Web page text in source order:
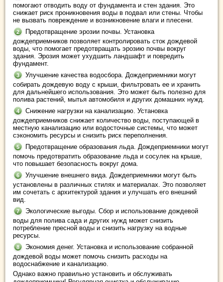
помогают отводить воду от фундамента и стен здания. Это
снижает риск проникновения воды в подвал или стены. Чтобы
не вызвать повреждение и возникновение влаги и плесени.
Предотвращение эрозии почвы. Установка
дождеприемников позволяет контролировать сток дождевой
воды, что помогает предотвращать эрозию почвы вокруг
здания. Эрозия может ухудшить ландшафт и повредить
фундамент.
Улучшение качества водосбора. Дождеприемники могут
собирать дождевую воду с крыши, фильтровать ее и хранить
для дальнейшего использования. Это может быть полезно для
полива растений, мытья автомобиля и других домашних нужд.
Снижение нагрузки на канализацию. Установка
дождеприемников снижает количество воды, поступающей в
местную канализацию или водосточные системы, что может
сэкономить ресурсы и снизить риск переполнения.
Предотвращение образования льда. Дождеприемники могут
помочь предотвратить образование льда и сосулек на крыше,
что повышает безопасность вокруг дома.
Улучшение внешнего вида. Дождеприемники могут быть
установлены в различных стилях и материалах. Это позволяет
им сочетать с архитектурой здания и улучшать его внешний
вид.
Экологические выгоды. Сбор и использование дождевой
воды для полива сада и других нужд может снизить
потребление пресной воды и снизить нагрузку на водные
ресурсы.
Экономия денег. Установка и использование собранной
дождевой воды может помочь снизить расходы на
водоснабжение и канализацию.
Однако важно правильно установить и обслуживать